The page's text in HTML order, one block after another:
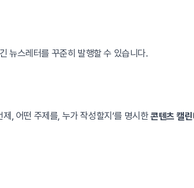
뉴스레터를 꾸준히 발행할 수 있습니다.
, 어떤 주제를, 누가 작성할지’를 명시한콘텐츠 캘